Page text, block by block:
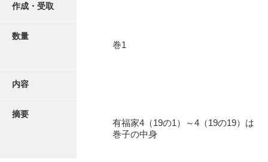
作成・受取
数量
巻1
内容
摘要
有福家4（19の1）～4（19の19）は
巻子の中身